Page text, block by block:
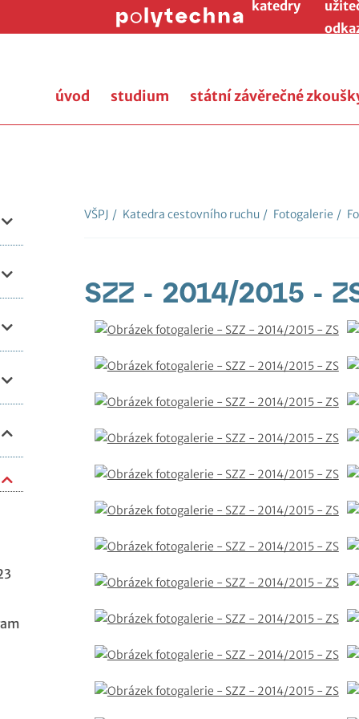
katedry
úvod studium státní závěrečné
VŠPJ / Katedra cestovního ruchu / Fotogalerie /
SZZ - 2014/2015 -